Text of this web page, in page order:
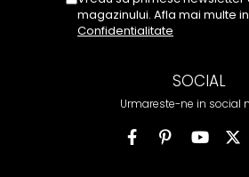
magazinului. Afla mai multe in
Confidentialitate
SOCIAL
Urmareste-ne in social